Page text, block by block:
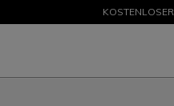
SALE